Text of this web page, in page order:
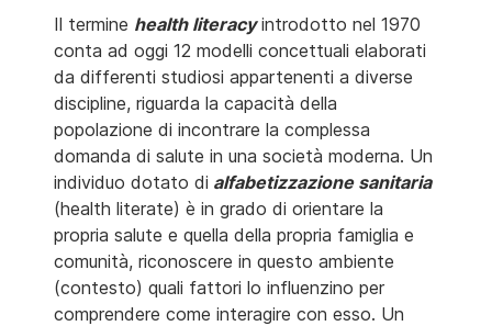
Il termine health literacyintrodotto nel 1970
conta ad oggi 12 modelli concettuali elaborati
da differenti studiosi appartenenti a diverse
discipline, riguarda la capacità della
popolazione di incontrare la complessa
domanda di salute in una società moderna. Un
individuo dotato di alfabetizzazione sanitaria
(health literate) è in grado di orientare la
propria salute e quella della propria famiglia e
comunità, riconoscere in questo ambiente
(contesto) quali fattori lo influenzino per
comprendere come interagire con esso. Un